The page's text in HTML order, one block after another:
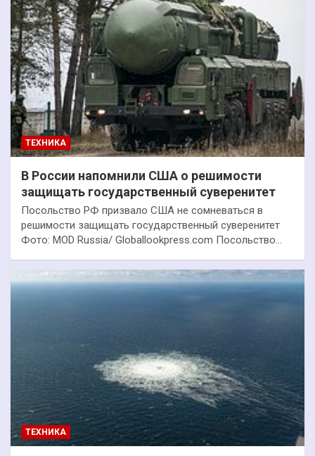
ТЕХНИКА
В России напомнили США о решимости
защищать государственный суверенитет
Посольство РФ призвало США не сомневаться в
решимости защищать государственный суверенитет
Фото: MOD Russia/ Globallookpress.com Посольство…
ТЕХНИКА